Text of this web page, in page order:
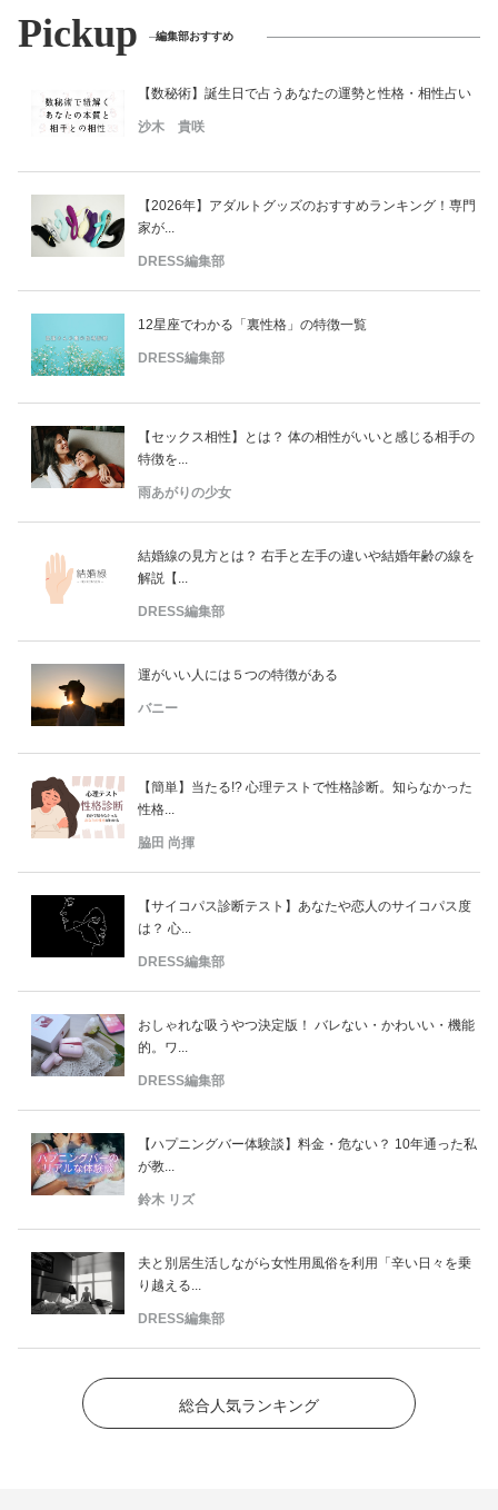
Pickup 編集部おすすめ
【数秘術】誕生日で占うあなたの運勢と性格・相性占い
沙木 貴咲
【2026年】アダルトグッズのおすすめランキング！専門
家が...
DRESS編集部
12星座でわかる「裏性格」の特徴一覧
DRESS編集部
【セックス相性】とは？ 体の相性がいいと感じる相手の
特徴を...
雨あがりの少女
結婚線の見方とは？ 右手と左手の違いや結婚年齢の線を
解説【...
DRESS編集部
運がいい人には５つの特徴がある
バニー
【簡単】当たる!? 心理テストで性格診断。知らなかった
性格...
脇田 尚揮
【サイコパス診断テスト】あなたや恋人のサイコパス度
は？ 心...
DRESS編集部
おしゃれな吸うやつ決定版！ バレない・かわいい・機能
的。ワ...
DRESS編集部
【ハプニングバー体験談】料金・危ない？ 10年通った私
が教...
鈴木 リズ
夫と別居生活しながら女性用風俗を利用「辛い日々を乗
り越える...
DRESS編集部
総合人気ランキング